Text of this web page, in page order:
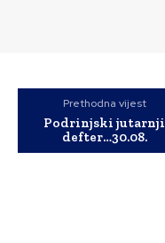
Prethodna vijest
Podrinjski jutarnji
defter…30.08.